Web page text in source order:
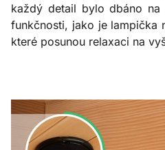
každý detail bylo dbáno na
funkčnosti, jako je lampička
které posunou relaxaci na